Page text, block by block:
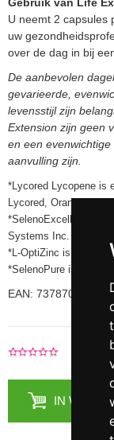
Gebruik van Life
U neemt 2 capsules
uw
over de dag in bij
De aanbevolen
gevarieerde,
levensstijl zijn
Extension zijn geen
en een
aanvulling zijn.
*Lycored Lycopene is
Lycored, Orange, New
*SelenoExcell is een
Systems Inc.
*L-OptiZinc is een
*SelenoPure is een
EAN:
0
IN